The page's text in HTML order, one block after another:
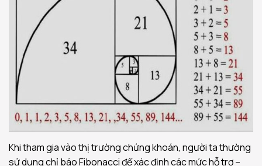
Khi tham gia vào thị trường chứng khoán, người ta thường
sử dụng chỉ báo Fibonacci để xác định các mức hỗ trợ –